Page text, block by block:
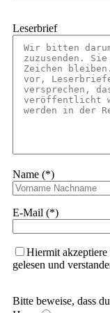
Leserbrief
Name (*)
E-Mail (*)
Hiermit akzeptiere
gelesen und
Bitte beweise, dass